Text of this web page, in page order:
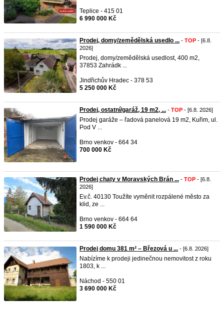
Teplice - 415 01
6 990 000 Kč
Prodej, domy/zemědělská usedlo ... - TOP - [6.8.
2026]
Prodej, domy/zemědělská usedlost, 400 m2,
37853 Zahrádk ...
Jindřichův Hradec - 378 53
5 250 000 Kč
Prodej, ostatní/garáž, 19 m2, ... - TOP - [6.8. 2026]
Prodej garáže – řadová panelová 19 m2, Kuřim, ul.
Pod V ...
Brno venkov - 664 34
700 000 Kč
Prodej chaty v Moravských Brán ... - TOP - [6.8.
2026]
Ev.č. 40130 Toužíte vyměnit rozpálené město za
klid, ze ...
Brno venkov - 664 64
1 590 000 Kč
Prodej domu 381 m² – Březová u ... - [6.8. 2026]
Nabízíme k prodeji jedinečnou nemovitost z roku
1803, k ...
Náchod - 550 01
3 690 000 Kč